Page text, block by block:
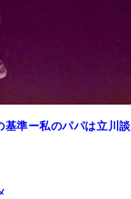
準ー私のパパは立川談